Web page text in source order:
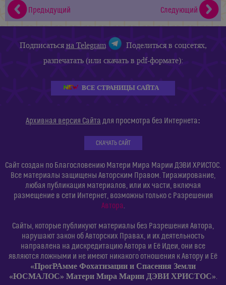
Предыдущий
Следующий
Подписатьсяна Telegram
Поделиться в соцсетях,
разпечатать (или скачать в pdf-формате):
ВСЕ СТРАНИЦЫ САЙТА
Архивная версия Сайта для просмотра без Интернета:
СКАЧАТЬ САЙТ
Сайт создан по Благословению Матери Мира Марии ДЭВИ ХРИСТОС.
Все материалы защищены Авторским Правом. Тиражирование,
любая публикация материалов, или их части, включая
размещение в сети Интернет, возможны только с Разрешения
Автора.
Сайты, которые публикуют материалы без Разрешения Автора,
нарушают закон об Авторских Правах, и их деятельность
направлена на дискредитацию Автора и Её Идеи, они все
являются ложными и не имеют никакого отношения к Автору и Её
«ПрогРАмме Фохатизации и Спасения Земли
«ЮСМАЛОС» Матери Мира Марии ДЭВИ ХРИСТОС».